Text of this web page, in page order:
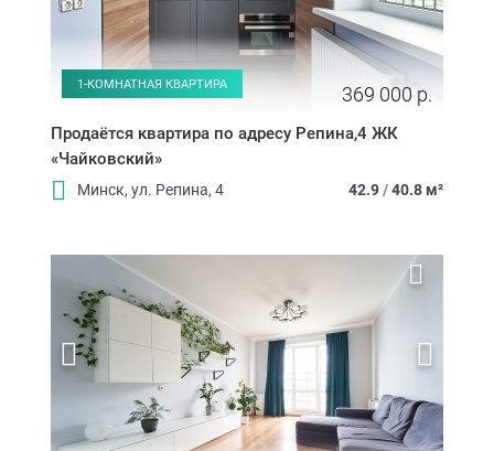
1-КОМНАТНАЯ КВАРТИРА 369 000 р.
Продаётся квартира по адресу Репина,4 ЖК
«Чайковский»
Минск, ул. Репина, 4 42.9/40.8 м²